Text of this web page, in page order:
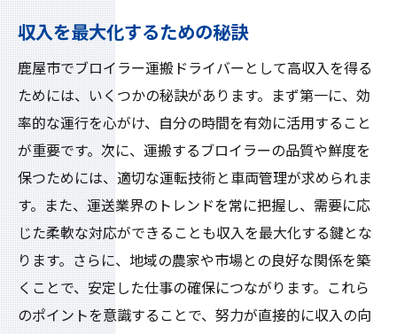
収入を最大化するための秘訣
鹿屋市でブロイラー運搬ドライバーとして高収入を得る
ためには、いくつかの秘訣があります。まず第一に、効
率的な運行を心がけ、自分の時間を有効に活用すること
が重要です。次に、運搬するブロイラーの品質や鮮度を
保つためには、適切な運転技術と車両管理が求められま
す。また、運送業界のトレンドを常に把握し、需要に応
じた柔軟な対応ができることも収入を最大化する鍵とな
ります。さらに、地域の農家や市場との良好な関係を築
くことで、安定した仕事の確保につながります。これら
のポイントを意識することで、努力が直接的に収入の向